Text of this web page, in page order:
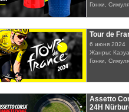
Гонки,
Tour de
6 июня 2024
Жанры:
Гонки,
Assetto
24H